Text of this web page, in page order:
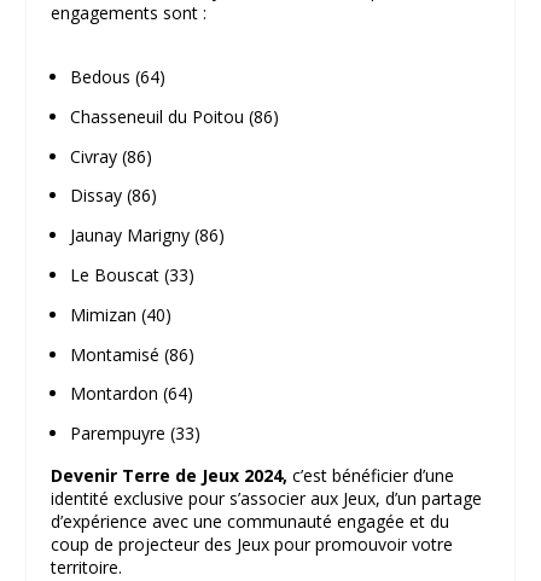
engagements sont :
Bedous (64)
Chasseneuil du Poitou (86)
Civray (86)
Dissay (86)
Jaunay Marigny (86)
Le Bouscat (33)
Mimizan (40)
Montamisé (86)
Montardon (64)
Parempuyre (33)
Devenir Terre de Jeux 2024, c’est bénéficier d’une
identité exclusive pour s’associer aux Jeux, d’un partage
d’expérience avec une communauté engagée et du
coup de projecteur des Jeux pour promouvoir votre
territoire.